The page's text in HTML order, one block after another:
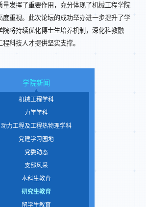
量发挥了重要作用，充分体现了机械工程学院
度重视。此次论坛的成功举办进一步提升了学
院将持续优化博士生培养机制，深化科教融
科技人才提供坚实支撑。
学院新闻
机械工程学科
力学学科
动力工程及工程热物理学科
党建学习园地
党委动态
支部风采
本科生教育
研究生教育
留学生教育